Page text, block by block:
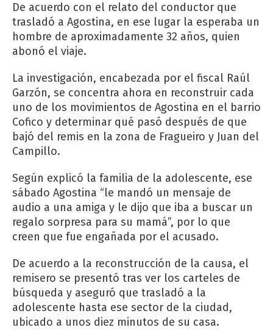
De acuerdo con el relato del conductor que
trasladó a Agostina, en ese lugar la esperaba un
hombre de aproximadamente 32 años, quien
abonó el viaje.
La investigación, encabezada por el fiscal Raúl
Garzón, se concentra ahora en reconstruir cada
uno de los movimientos de Agostina en el barrio
Cofico y determinar qué pasó después de que
bajó del remis en la zona de Fragueiro y Juan del
Campillo.
Según explicó la familia de la adolescente, ese
sábado Agostina “le mandó un mensaje de
audio a una amiga y le dijo que iba a buscar un
regalo sorpresa para su mamá”, por lo que
creen que fue engañada por el acusado.
De acuerdo a la reconstrucción de la causa, el
remisero se presentó tras ver los carteles de
búsqueda y aseguró que trasladó a la
adolescente hasta ese sector de la ciudad,
ubicado a unos diez minutos de su casa.